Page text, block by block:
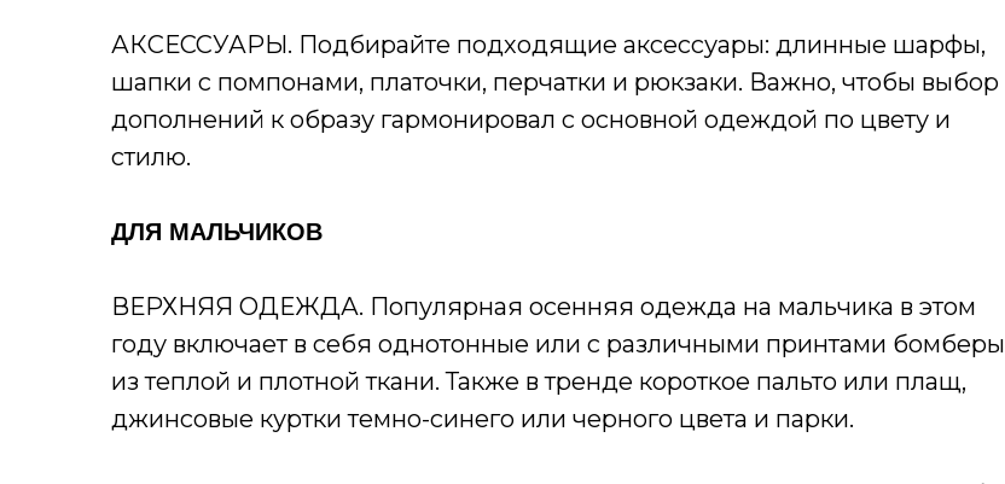
АКСЕССУАРЫ. Подбирайте подходящие аксессуары: длинные шарфы,
шапки с помпонами, платочки, перчатки и рюкзаки. Важно, чтобы выбор
дополнений к образу гармонировал с основной одеждой по цвету и
стилю.
ДЛЯ МАЛЬЧИКОВ
ВЕРХНЯЯ ОДЕЖДА. Популярная осенняя одежда на мальчика в этом
году включает в себя однотонные или с различными принтами бомберы
из теплой и плотной ткани. Также в тренде короткое пальто или плащ,
джинсовые куртки темно-синего или черного цвета и парки.